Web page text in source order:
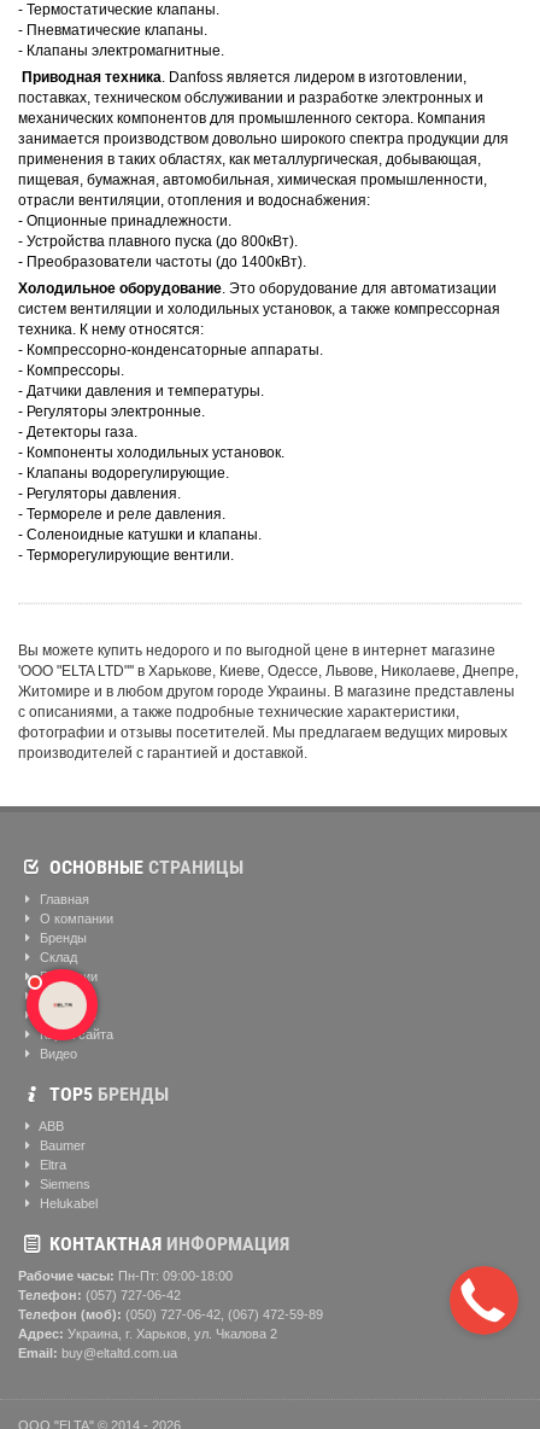
- Термостатические клапаны.
- Пневматические клапаны.
- Клапаны электромагнитные.
Приводная техника. Danfoss является лидером в изготовлении,
поставках, техническом обслуживании и разработке электронных и
механических компонентов для промышленного сектора. Компания
занимается производством довольно широкого спектра продукции для
применения в таких областях, как металлургическая, добывающая,
пищевая, бумажная, автомобильная, химическая промышленности,
отрасли вентиляции, отопления и водоснабжения:
- Опционные принадлежности.
- Устройства плавного пуска (до 800кВт).
- Преобразователи частоты (до 1400кВт).
Холодильное оборудование. Это оборудование для автоматизации
систем вентиляции и холодильных установок, а также компрессорная
техника. К нему относятся:
- Компрессорно-конденсаторные аппараты.
- Компрессоры.
- Датчики давления и температуры.
- Регуляторы электронные.
- Детекторы газа.
- Компоненты холодильных установок.
- Клапаны водорегулирующие.
- Регуляторы давления.
- Термореле и реле давления.
- Соленоидные катушки и клапаны.
- Терморегулирующие вентили.
Вы можете купить недорого и по выгодной цене в интернет магазине
'ООО "ELTA LTD"'' в Харькове, Киеве, Одессе, Львове, Николаеве, Днепре,
Житомире и в любом другом городе Украины. В магазине представлены
с описаниями, а также подробные технические характеристики,
фотографии и отзывы посетителей. Мы предлагаем ведущих мировых
производителей с гарантией и доставкой.
ОСНОВНЫЕ СТРАНИЦЫ
Главная
О компании
Бренды
Склад
Вакансии
Блог
Контакты
Карта сайта
Видео
ТОР5 БРЕНДЫ
ABB
Baumer
Eltra
Siemens
Helukabel
КОНТАКТНАЯ ИНФОРМАЦИЯ
Рабочие часы: Пн-Пт: 09:00-18:00
Телефон: (057) ‎727-06-42
Телефон (моб): (050) 727-06-42, (067) 472-59-89
Адрес: Украина, г. Харьков, ул. Чкалова 2
Email: buy@eltaltd.com.ua
ООО "ELTA" © 2014 - 2026